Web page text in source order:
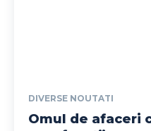
DIVERSE NOUTATI
Omul de afaceri